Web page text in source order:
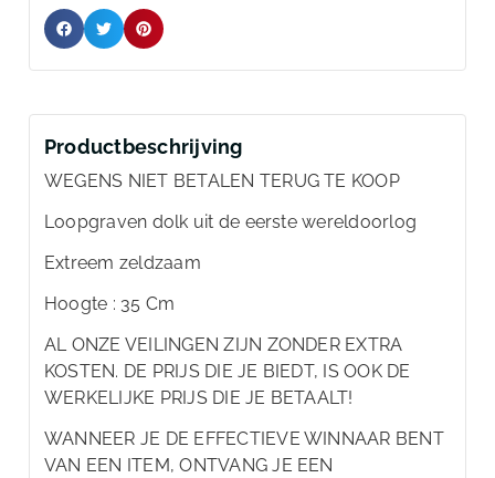
Productbeschrijving
WEGENS NIET BETALEN TERUG TE KOOP
Loopgraven dolk uit de eerste wereldoorlog
Extreem zeldzaam
Hoogte : 35 Cm
AL ONZE VEILINGEN ZIJN ZONDER EXTRA
KOSTEN. DE PRIJS DIE JE BIEDT, IS OOK DE
WERKELIJKE PRIJS DIE JE BETAALT!
WANNEER JE DE EFFECTIEVE WINNAAR BENT
VAN EEN ITEM, ONTVANG JE EEN